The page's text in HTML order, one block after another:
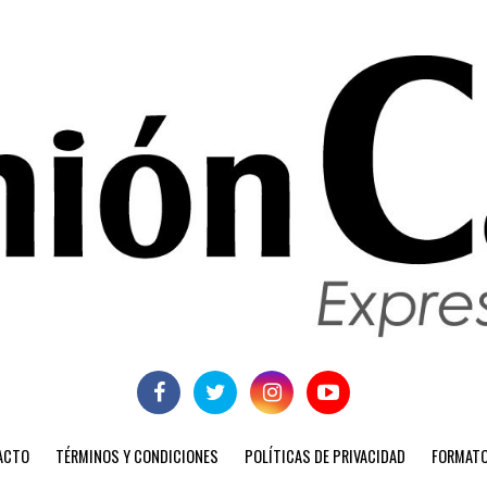
TÉRMINOS Y CONDICIONES POLÍTICAS DE PRIVACIDAD